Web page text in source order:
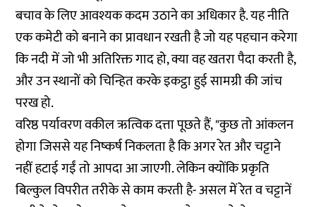
बचाव के लिए आवश्यक कदम उठाने का अधिकार है. यह नीति
एक कमेटी को बनाने का प्रावधान रखती है जो यह पहचान करेगा
कि नदी में जो भी अतिरिक्त गाद हो, क्या वह खतरा पैदा करती है,
और उन स्थानों को चिन्हित करके इकट्ठा हुई सामग्री की जांच
परख हो.
वरिष्ठ पर्यावरण वकील ऋत्विक दत्ता पूछते हैं, "कुछ तो आंकलन
होगा जिससे यह निष्कर्ष निकलता है कि अगर रेत और चट्टाने
नहीं हटाई गईं तो आपदा आ जाएगी. लेकिन क्योंकि प्रकृति
बिल्कुल विपरीत तरीके से काम करती है- असल में रेत व चट्टानें